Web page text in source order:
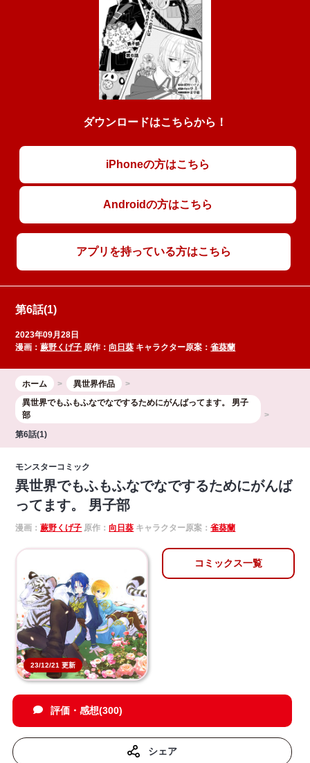
ダウンロードはこちらから！
iPhoneの方はこちら
Androidの方はこちら
アプリを持っている方はこちら
第6話(1)
2023年09月28日
漫画：蕨野くげ子 原作：向日葵 キャラクター原案：雀葵蘭
ホーム
異世界作品
異世界でもふもふなでなでするためにがんばってます。 男子
部
第6話(1)
モンスターコミック
異世界でもふもふなでなでするためにがんば
ってます。 男子部
漫画：蕨野くげ子 原作：向日葵 キャラクター原案：雀葵蘭
23/12/21 更新
コミックス一覧
評価・感想(300)
シェア